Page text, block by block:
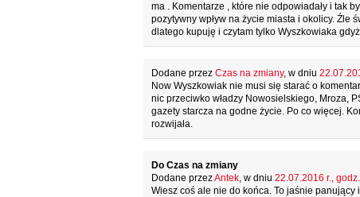
ma . Komentarze , które nie odpowiadały i tak
pozytywny wpływ na życie miasta i okolicy. Źle
dlatego kupuję i czytam tylko Wyszkowiaka
Dodane przez Czas na zmiany, w dniu
Now Wyszkowiak nie musi się starać o
nic przeciwko władzy Nowosielskiego, Mroza,
gazety starcza na godne życie. Po co więcej.
rozwijała.
Do Czas na zmiany
Dodane przezAntek, w dniu 22.07.2016 r.,
Wiesz coś ale nie do końca. To jaśnie panujący